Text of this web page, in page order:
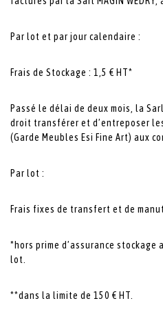
Par lot et par jour calendaire :
Frais de Stockage : 1,5 € HT*
Passé le délai de deux mois, la Sarl
droit transférer et d’entreposer
(Garde Meubles Esi Fine Art) aux
Par lot :
Frais fixes de transfert et de
*hors prime d’assurance stockage
lot.
**dans la limite de 150 € HT.